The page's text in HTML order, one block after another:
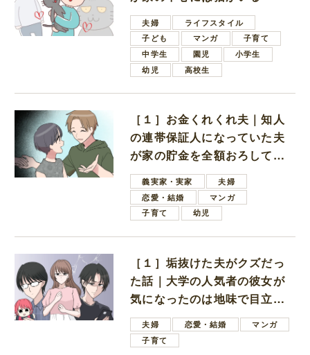
夫婦
ライフスタイル
子ども
マンガ
子育て
中学生
園児
小学生
幼児
高校生
［１］お金くれくれ夫｜知人
の連帯保証人になっていた夫
が家の貯金を全額おろしてほ
しいと言ってきた
義実家・実家
夫婦
恋愛・結婚
マンガ
子育て
幼児
［１］垢抜けた夫がクズだっ
た話｜大学の人気者の彼女が
気になったのは地味で目立た
ない男子学生
夫婦 恋愛・結婚
マンガ
子育て